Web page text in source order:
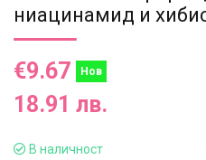
ниацинамид и
€9.67 Нов
18.91 лв.
В наличност